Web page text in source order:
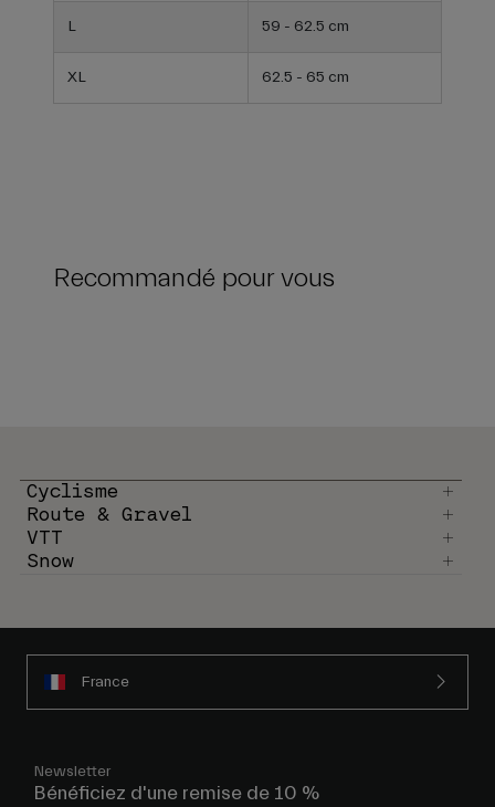
L 59 - 62.5 cm
XL 62.5 - 65 cm
Recommandé pour vous
Cyclisme
Route & Gravel
VTT
Snow
France
Newsletter
Bénéficiez d'une remise de 10 %